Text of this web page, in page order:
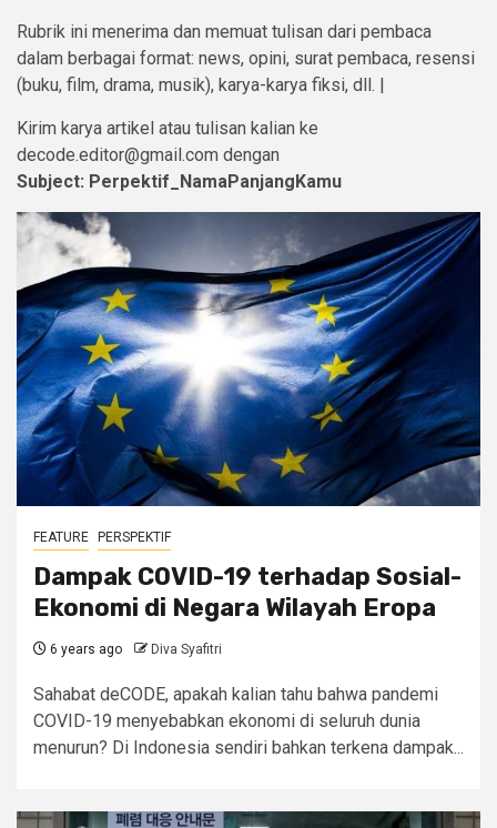
Rubrik ini menerima dan memuat tulisan dari pembaca
dalam berbagai format: news, opini, surat pembaca, resensi
(buku, film, drama, musik), karya-karya fiksi, dll. |
Kirim karya artikel atau tulisan kalian ke
decode.editor@gmail.com dengan
Subject: Perpektif_NamaPanjangKamu
FEATURE PERSPEKTIF
Dampak COVID-19 terhadap Sosial-
Ekonomi di Negara Wilayah Eropa
6 years ago Diva Syafitri
Sahabat deCODE, apakah kalian tahu bahwa pandemi
COVID-19 menyebabkan ekonomi di seluruh dunia
menurun? Di Indonesia sendiri bahkan terkena dampak...